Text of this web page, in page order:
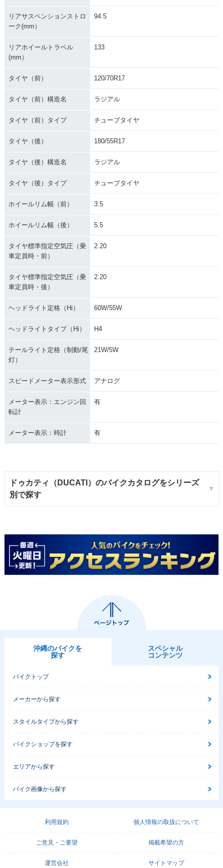
リアサスペンションストロ
ーク(mm）
94.5
リアホイールトラベル
(mm）
133
タイヤ（前） 120/70R17
タイヤ（前）構造名 ラジアル
タイヤ（前）タイプ チューブタイヤ
タイヤ（後） 180/55R17
タイヤ（後）構造名 ラジアル
タイヤ（後）タイプ チューブタイヤ
ホイールリム幅（前） 3.5
ホイールリム幅（後） 5.5
タイヤ標準指定空気圧（乗
車定員時・前）
2.20
タイヤ標準指定空気圧（乗
車定員時・後）
2.20
ヘッドライト定格（Hi） 60W/55W
ヘッドライトタイプ（Hi） H4
テールライト定格（制動/尾
灯）
21W/5W
スピードメーター表示形式 アナログ
メーター表示：エンジン回
転計
有
メーター表示：時計 有
ドゥカティ（DUCATI）のバイクカタログをシリーズ
別で探す
沖縄のバイクを
探す
スペシャル
コンテンツ
バイクトップ
メーカーから探す
スタイルタイプから探す
バイクショップを探す
エリアから探す
バイク画像から探す
利用規約 個人情報の取扱について
ご意見・ご要望 掲載希望の方
運営会社 サイトマップ